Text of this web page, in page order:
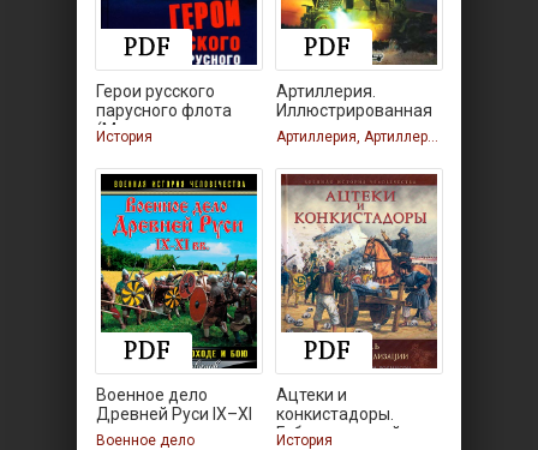
Герои русского
парусного флота
(Морская
История
Артиллерия.
Иллюстрированная
Артиллерия, Артиллерия, Артиллерия, Артиллерия
Военное дело
Древней Руси IX–XI
вв.
Военное дело
Ацтеки и
конкистадоры.
Гибель великой
История